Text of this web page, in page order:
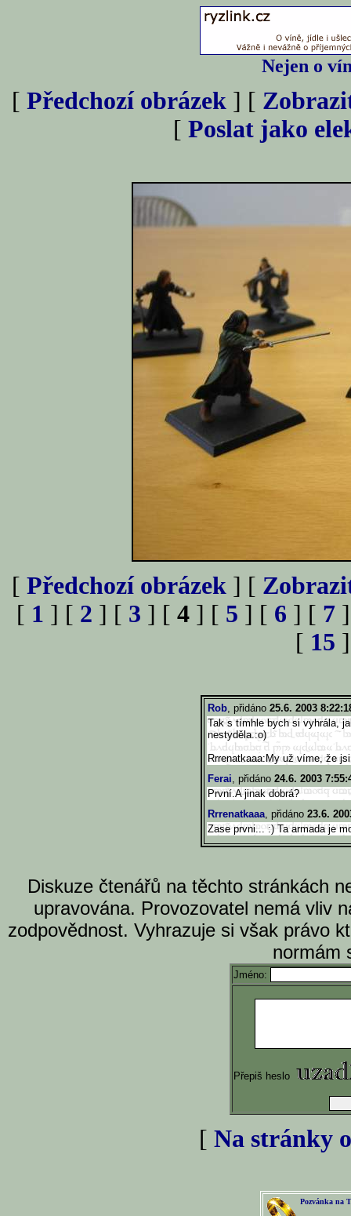
Nejen o
[ Předchozí obrázek ] [
[ Poslat jako
[ Předchozí obrázek ] [
[ 1 ] [ 2 ] [ 3 ] [ 4 ] [ 5 ] [ 6 ] [ 7
[ 15
Rob, přidáno 25.6. 2003
Tak s tímhle bych si vyhrála,
nestyděla.:o)
Rrrenatkaaa:My už víme, že
Ferai, přidáno 24.6. 2003
První.A jinak dobrá?
Rrrenatkaaa, přidáno 23.6.
Zase prvni... :) Ta armada je
Diskuze čtenářů na těchto stránkách
upravována. Provozovatel nemá vliv
zodpovědnost. Vyhrazuje si však právo
normám
Jméno:
Přepiš heslo
[ Na stránky
Pozvánka na